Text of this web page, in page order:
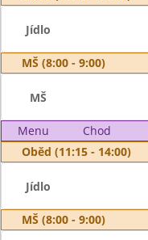
Jídlo
MŠ (8:00 - 9:00)
MŠ
Menu Chod
Oběd (11:15 - 14:00)
Jídlo
MŠ (8:00 - 9:00)